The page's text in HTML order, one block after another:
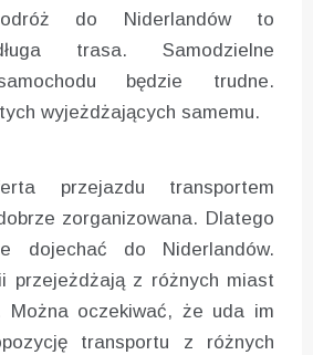
do Niderlandów to
trasa. Samodzielne
będzie trudne.
wyjeżdżających samemu.
przejazdu transportem
zorganizowana. Dlatego
dojechać do Niderlandów.
przejeżdżają z różnych miast
Można oczekiwać, że uda im
transportu z różnych